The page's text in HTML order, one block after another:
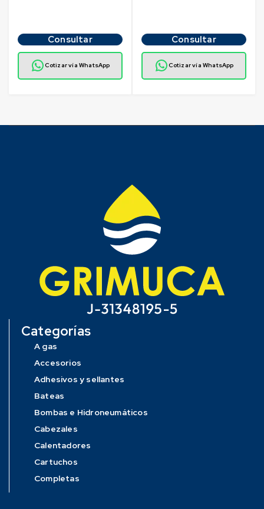
Consultar
Cotizar vía WhatsApp
Consultar
Cotizar vía WhatsApp
Categorías
A gas
Accesorios
Adhesivos y sellantes
Bateas
Bombas e Hidroneumáticos
Cabezales
Calentadores
Cartuchos
Completas